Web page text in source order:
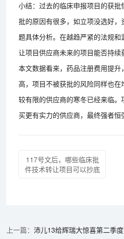
小结：过去的临床申报项目的获
批的原因有很多，如立项没选好
题具体分析。在越趋严紧的法规
让项目供应商未来的项目能否持
本文数据看来，药品注册费用提
高，项目不被获批的风险同样也
较有限的供应商的寒冬已经来临
买更有实力的供应商，最终强者恒
117号文后，哪些临床批
件技术转让项目可以抄底
沛儿13给辉瑞大惊喜第二季